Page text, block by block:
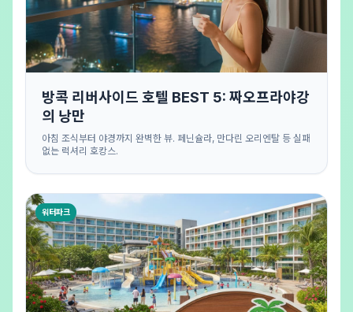
방콕 리버사이드 호텔 BEST 5: 짜오프라야강
의 낭만
아침 조식부터 야경까지 완벽한 뷰. 페닌슐라, 만다린 오리엔탈 등 실패
없는 럭셔리 호캉스.
워터파크